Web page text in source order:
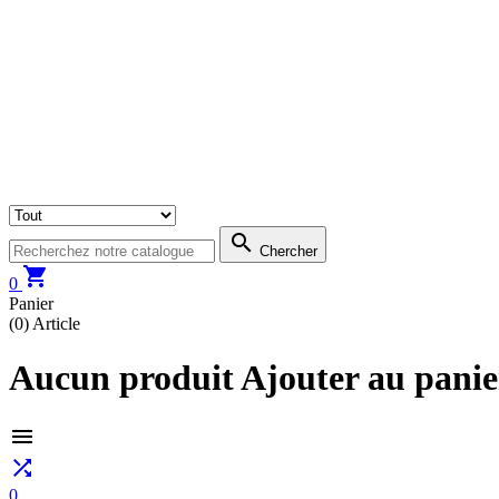
 Chercher
0 
Panier
(0) Article
Aucun produit Ajouter au


0